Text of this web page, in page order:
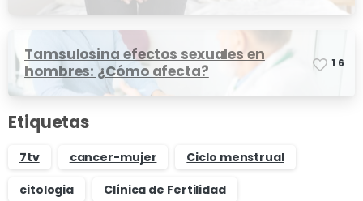
Tamsulosina efectos sexuales en
hombres: ¿Cómo afecta?
1 6
Etiquetas
7tv cancer-mujer
Ciclo menstrual
citologia
Clínica de Fertilidad